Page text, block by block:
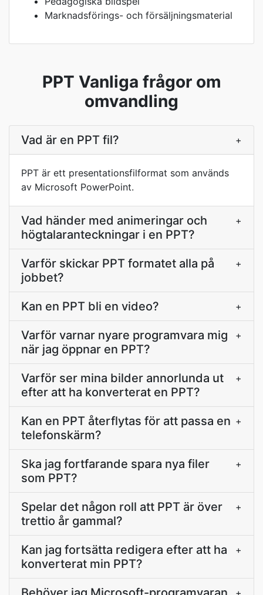
Marknadsförings- och försäljningsmaterial
PPT Vanliga frågor om
omvandling
Vad är en PPT fil? +
PPT är ett presentationsfilformat som används
av Microsoft PowerPoint.
Vad händer med animeringar och
högtalaranteckningar i en PPT?
+
Varför skickar PPT formatet alla på
jobbet?
+
Kan en PPT bli en video? +
Varför varnar nyare programvara mig
när jag öppnar en PPT?
+
Varför ser mina bilder annorlunda ut
efter att ha konverterat en PPT?
+
Kan en PPT återflytas för att passa en
telefonskärm?
+
Ska jag fortfarande spara nya filer
som PPT?
+
Spelar det någon roll att PPT är över
trettio år gammal?
+
Kan jag fortsätta redigera efter att ha
konverterat min PPT?
+
+